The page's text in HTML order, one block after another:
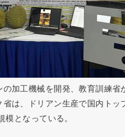
加工機械を開発、教育訓練省
は、ドリアン生産で国内トッ
となっている。